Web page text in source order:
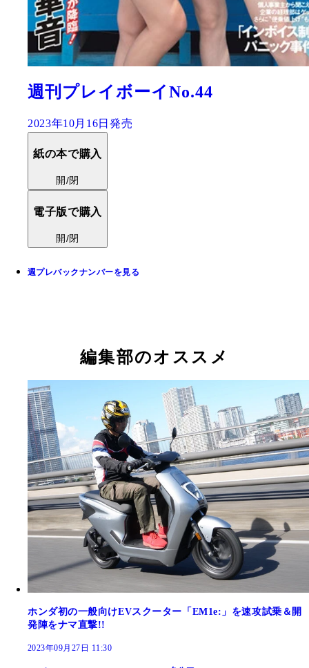
週刊プレイボーイNo.44
2023年10月16日発売
紙の本で購入
開/閉
電子版で購入
開/閉
週プレバックナンバーを見る
編集部のオススメ
ホンダ初の一般向けEVスクーター「EM1e:」を速攻試乗＆開
発陣をナマ直撃!!
2023年09月27日 11:30